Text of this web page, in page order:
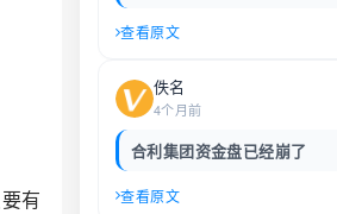
有
查看原文
佚名
4个月前
合利集团资金盘已经崩了
查看原文